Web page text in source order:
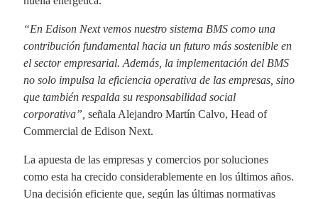
“En Edison Next vemos nuestro sistema BMS como una
contribución fundamental hacia un futuro más sostenible en
el sector empresarial. Además, la implementación del BMS
no solo impulsa la eficiencia operativa de las empresas, sino
que también respalda su responsabilidad social
corporativa”, señala Alejandro Martín Calvo, Head of
Commercial de Edison Next.
La apuesta de las empresas y comercios por soluciones
como esta ha crecido considerablemente en los últimos años.
Una decisión eficiente que, según las últimas normativas